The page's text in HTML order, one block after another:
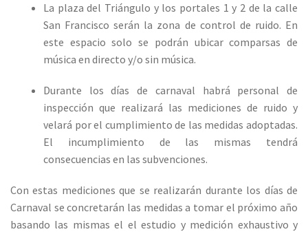
La plaza del Triángulo y los portales 1 y 2 de la calle
San Francisco serán la zona de control de ruido. En
este espacio solo se podrán ubicar comparsas de
música en directo y/o sin música.
Durante los días de carnaval habrá personal de
inspección que realizará las mediciones de ruido y
velará por el cumplimiento de las medidas adoptadas.
El incumplimiento de las mismas tendrá
consecuencias en las subvenciones.
Con estas mediciones que se realizarán durante los días de
Carnaval se concretarán las medidas a tomar el próximo año
basando las mismas el el estudio y medición exhaustivo y